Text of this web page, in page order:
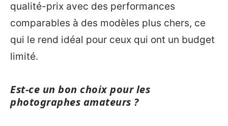
qualité-prix avec des performances
comparables à des modèles plus chers, ce
qui le rend idéal pour ceux qui ont un budget
limité.
Est-ce un bon choix pour les
photographes amateurs ?